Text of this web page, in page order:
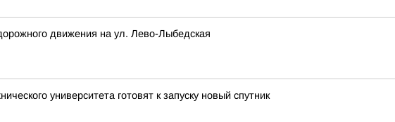
движения на ул. Лево-Лыбедская
университета готовят к запуску новый спутник